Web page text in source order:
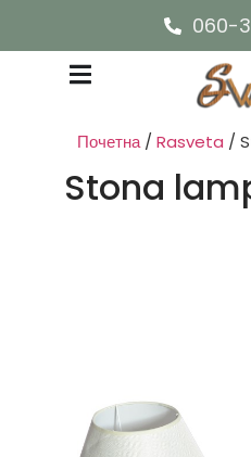
060-
Почетна/Rasveta /
Stona